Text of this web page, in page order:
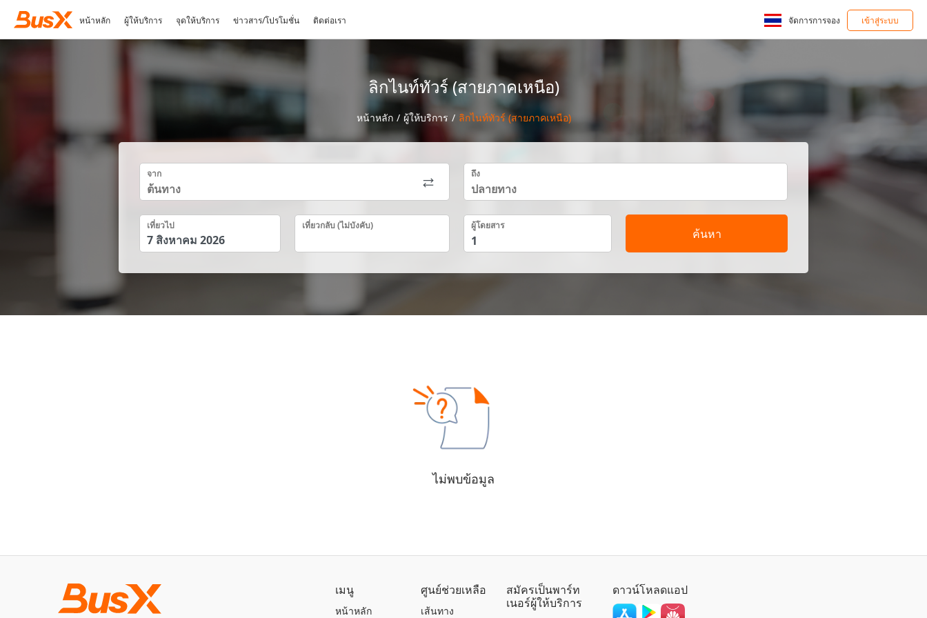
หน้าหลัก ผู้ให้บริการ จุดให้บริการ ข่าวสาร/โปรโมชั่น ติดต่อเรา จัดการการจอง เข้าสู่ระบบ
ลิกไนท์ทัวร์ (สายภาคเหนือ)
หน้าหลัก / ผู้ให้บริการ / ลิกไนท์ทัวร์ (สายภาคเหนือ)
จาก ถึง
เที่ยวไป เที่ยวกลับ (ไม่บังคับ) ผู้โดยสาร
ค้นหา
ไม่พบข้อมูล
เมนู
หน้าหลัก
ศูนย์ช่วยเหลือ
เส้นทาง
สมัครเป็นพาร์ท
เนอร์ผู้ให้บริการ
ดาวน์โหลดแอป